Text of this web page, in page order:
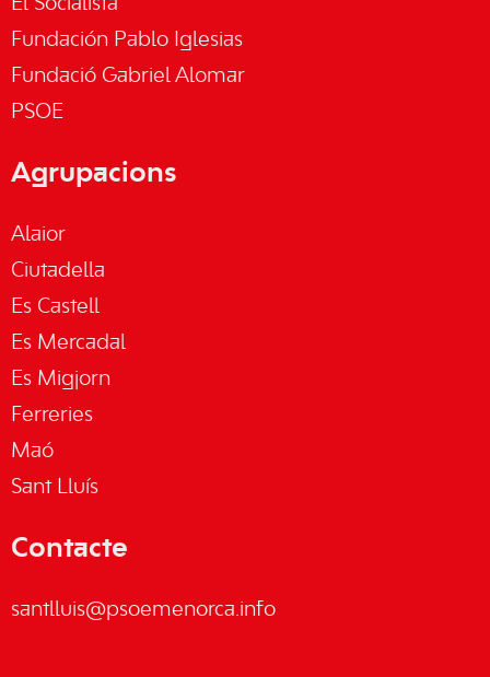
El Socialista
Fundación Pablo Iglesias
Fundació Gabriel Alomar
PSOE
Agrupacions
Alaior
Ciutadella
Es Castell
Es Mercadal
Es Migjorn
Ferreries
Maó
Sant Lluís
Contacte
santlluis@psoemenorca.info